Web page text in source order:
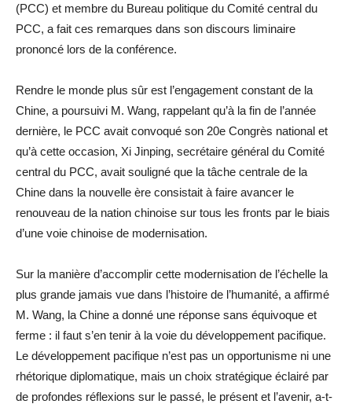
(PCC) et membre du Bureau politique du Comité central du
PCC, a fait ces remarques dans son discours liminaire
prononcé lors de la conférence.
Rendre le monde plus sûr est l’engagement constant de la
Chine, a poursuivi M. Wang, rappelant qu’à la fin de l’année
dernière, le PCC avait convoqué son 20e Congrès national et
qu’à cette occasion, Xi Jinping, secrétaire général du Comité
central du PCC, avait souligné que la tâche centrale de la
Chine dans la nouvelle ère consistait à faire avancer le
renouveau de la nation chinoise sur tous les fronts par le biais
d’une voie chinoise de modernisation.
Sur la manière d’accomplir cette modernisation de l’échelle la
plus grande jamais vue dans l’histoire de l’humanité, a affirmé
M. Wang, la Chine a donné une réponse sans équivoque et
ferme : il faut s’en tenir à la voie du développement pacifique.
Le développement pacifique n’est pas un opportunisme ni une
rhétorique diplomatique, mais un choix stratégique éclairé par
de profondes réflexions sur le passé, le présent et l’avenir, a-t-